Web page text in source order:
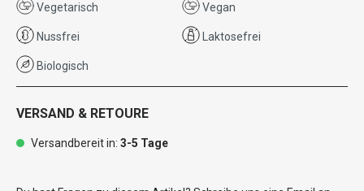
Vegetarisch Vegan
Nussfrei Laktosefrei
Biologisch
VERSAND & RETOURE
Versandbereit in: 3-5 Tage